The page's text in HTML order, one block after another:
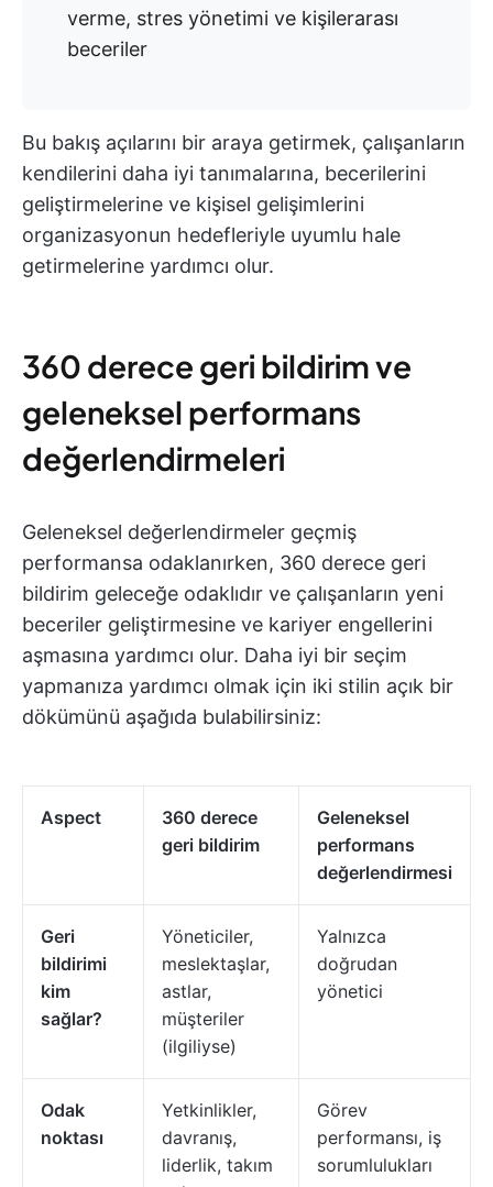
verme, stres yönetimi ve kişilerarası
beceriler
Bu bakış açılarını bir araya getirmek, çalışanların
kendilerini daha iyi tanımalarına, becerilerini
geliştirmelerine ve kişisel gelişimlerini
organizasyonun hedefleriyle uyumlu hale
getirmelerine yardımcı olur.
360 derece geri bildirim ve
geleneksel performans
değerlendirmeleri
Geleneksel değerlendirmeler geçmiş
performansa odaklanırken, 360 derece geri
bildirim geleceğe odaklıdır ve çalışanların yeni
beceriler geliştirmesine ve kariyer engellerini
aşmasına yardımcı olur. Daha iyi bir seçim
yapmanıza yardımcı olmak için iki stilin açık bir
dökümünü aşağıda bulabilirsiniz:
Aspect
360 derece
geri bildirim
Geleneksel
performans
değerlendirmesi
Geri
bildirimi
kim
sağlar?
Yöneticiler,
meslektaşlar,
astlar,
müşteriler
(ilgiliyse)
Yalnızca
doğrudan
yönetici
Odak
noktası
Yetkinlikler,
davranış,
liderlik, takım
Görev
performansı, iş
sorumlulukları